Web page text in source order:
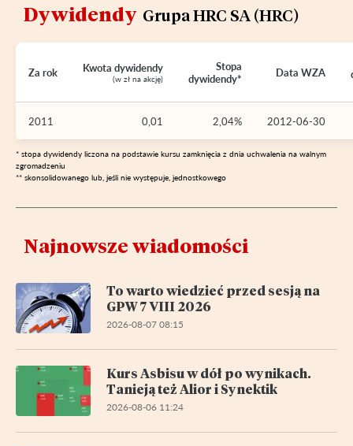
Dywidendy Grupa HRC SA (HRC)
Za rok Kwota dywidendy
(w zł na akcję)
Stopa
dywidendy*
Data WZA
2011 0,01 2,04% 2012-06-30
* stopa dywidendy liczona na podstawie kursu zamknięcia z dnia uchwalenia na walnym
zgromadzeniu
** skonsolidowanego lub, jeśli nie występuje, jednostkowego
Najnowsze wiadomości
To warto wiedzieć przed sesją na
GPW 7 VIII 2026
2026-08-07 08:15
Kurs Asbisu w dół po wynikach.
Tanieją też Alior i Synektik
2026-08-06 11:24